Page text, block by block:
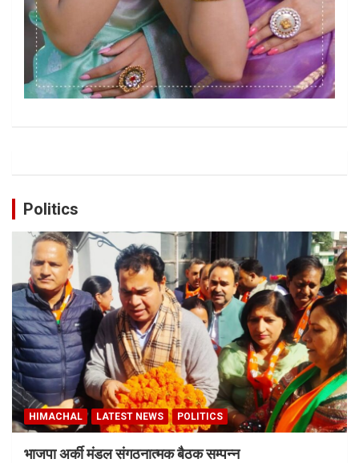
Politics
HIMACHAL LATEST NEWS POLITICS
भाजपा अर्की मंडल संगठनात्मक बैठक सम्पन्न